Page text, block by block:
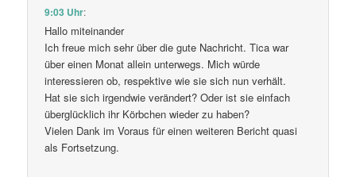
9:03 Uhr:
Hallo miteinander
Ich freue mich sehr über die gute Nachricht. Tica war
über einen Monat allein unterwegs. Mich würde
interessieren ob, respektive wie sie sich nun verhält.
Hat sie sich irgendwie verändert? Oder ist sie einfach
überglücklich ihr Körbchen wieder zu haben?
Vielen Dank im Voraus für einen weiteren Bericht quasi
als Fortsetzung.